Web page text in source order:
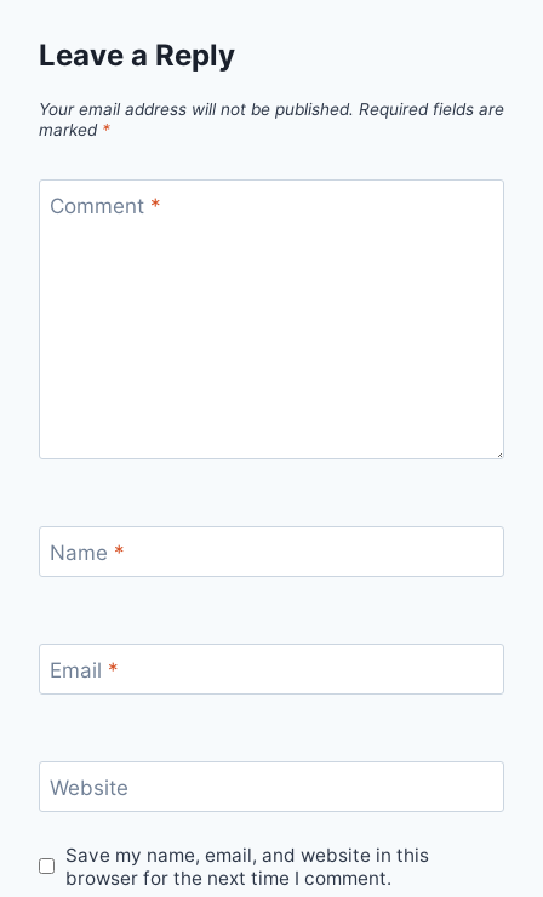
Leave a Reply
Your email address will not be published. Required fields are
marked *
Comment *
Name *
Email *
Website
Save my name, email, and website in this
browser for the next time I comment.